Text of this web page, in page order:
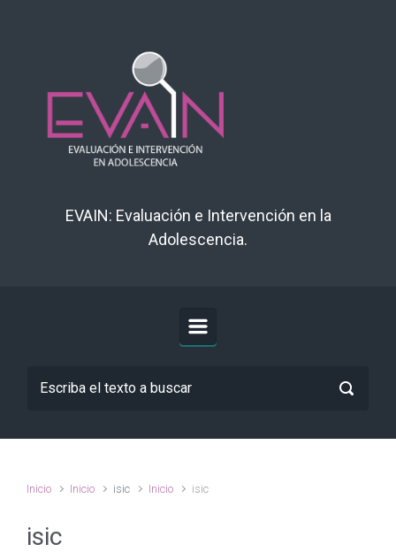
EVAIN: Evaluación e Intervención en la
Adolescencia.
Inicio Inicio isic Inicio isic
isic